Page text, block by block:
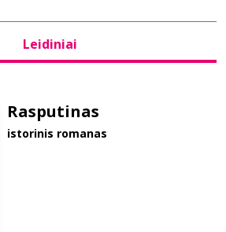
Leidiniai
Rasputinas
istorinis romanas